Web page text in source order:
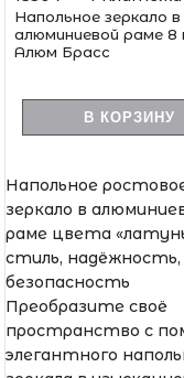
Напольное зеркало в
алюминиевой раме 8
Алюм Брасс
В КОРЗИНУ
Напольное
зеркало в
раме цвета
стиль, надёжность,
безопасность
Преобразите своё
пространство с
элегантного